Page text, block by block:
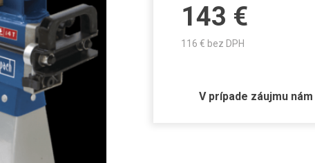
143 €
116 € bez DPH
V prípade záujmu nám